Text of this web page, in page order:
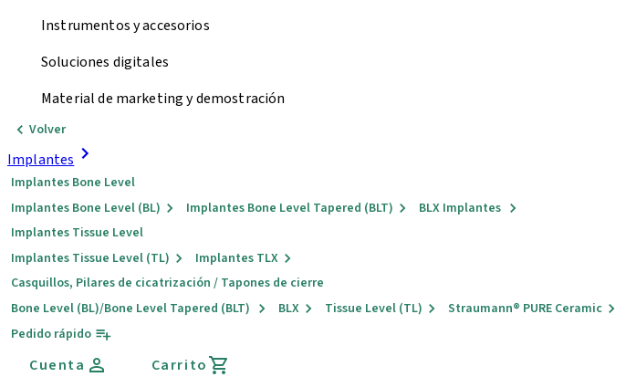
Instrumentos y accesorios
Soluciones digitales
Material de marketing y demostración
Volver
Implantes
Implantes Bone Level
Implantes Bone Level (BL)
Implantes Bone Level Tapered (BLT)
BLX Implantes
Implantes Tissue Level
Implantes Tissue Level (TL)
Implantes TLX
Casquillos, Pilares de cicatrización / Tapones de cierre
Bone Level (BL)/Bone Level Tapered (BLT)
BLX Tissue Level (TL) Straumann® PURE Ceramic
Pedido rápido
Cuenta Carrito